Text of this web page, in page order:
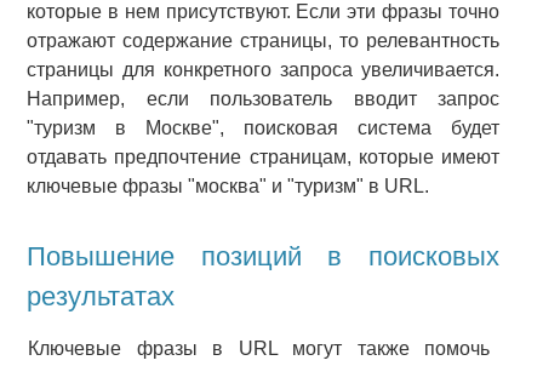
которые в нем присутствуют. Если эти фразы точно
отражают содержание страницы, то релевантность
страницы для конкретного запроса увеличивается.
Например, если пользователь вводит запрос
"туризм в Москве", поисковая система будет
отдавать предпочтение страницам, которые имеют
ключевые фразы "москва" и "туризм" в URL.
Повышение позиций в поисковых
результатах
Ключевые фразы в URL могут также помочь